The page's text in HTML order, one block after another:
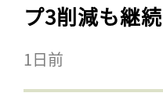
プ3削減も継続
1日前